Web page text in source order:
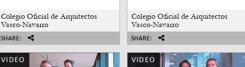
Colegio Oficial de Arquitectos
Vasco-Navarro
SHARE:
Colegio Oficial de Arquitectos
Vasco-Navarro
SHARE:
VIDEO VIDEO